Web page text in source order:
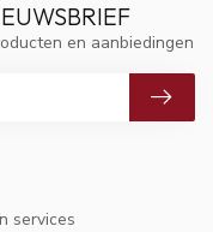
services
en aanbiedingen